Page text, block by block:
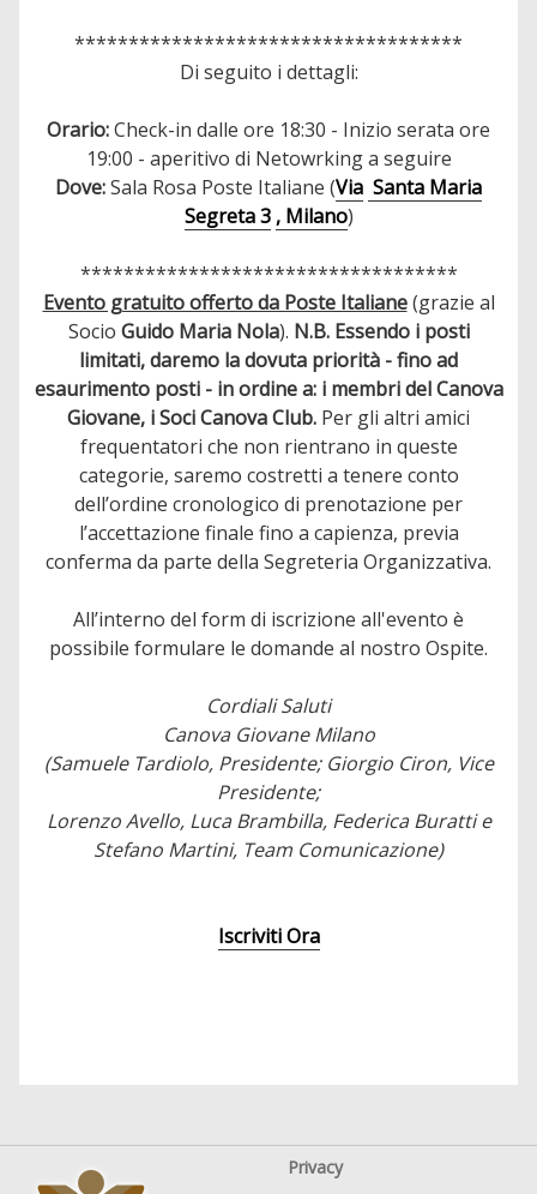
************************************
Di seguito i dettagli:
Orario:Check-in dalle ore 18:30 - Inizio serata ore
19:00 - aperitivo di Netowrking a seguire
Dove:Sala Rosa Poste Italiane (Via Santa Maria
Segreta 3 , Milano)
***********************************
Evento gratuito offerto da Poste Italiane(grazie al
Socio Guido Maria Nola). N.B. Essendo i posti
limitati, daremo la dovuta priorità - fino ad
esaurimento posti - in ordine a: i membri del Canova
Giovane, i Soci Canova Club. Per gli altri amici
frequentatori che non rientrano in queste
categorie, saremo costretti a tenere conto
dell’ordine cronologico di prenotazione per
l’accettazione finale fino a capienza, previa
conferma da parte della Segreteria Organizzativa.
All’interno del form di iscrizione all'evento è
possibile formulare le domande al nostro Ospite.
Cordiali Saluti
Canova Giovane Milano
(Samuele Tardiolo, Presidente; Giorgio Ciron, Vice
Presidente;
Lorenzo Avello, Luca Brambilla, Federica Buratti e
Stefano Martini, Team Comunicazione)
Iscriviti Ora
Privacy